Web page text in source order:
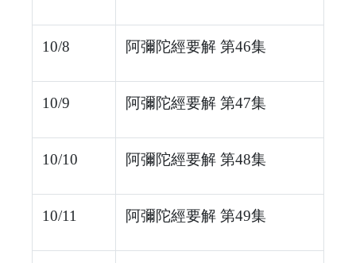
10/8 阿彌陀經要解 第46集
10/9 阿彌陀經要解 第47集
10/10 阿彌陀經要解 第48集
10/11 阿彌陀經要解 第49集